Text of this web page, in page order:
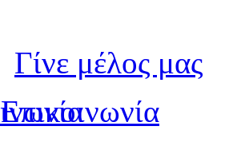
Γίνε μέλος μας
Eπικοινωνία